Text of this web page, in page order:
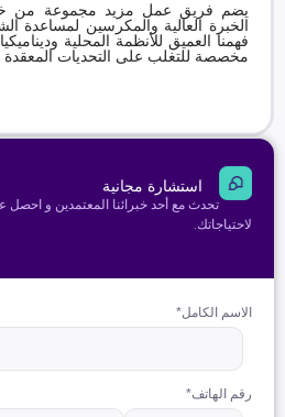
يضم فريق عمل مزيد مجموعة من
الخبرة العالية والمكرسين لمساعدة
فهمنا العميق للأنظمة المحلية
مخصصة للتغلب على التحديات المعقدة
استشارة مجانية
تحدث مع أحد خبرائنا المعتمدين و
لاحتياجاتك.
الاسم الكامل*
رقم الهاتف*